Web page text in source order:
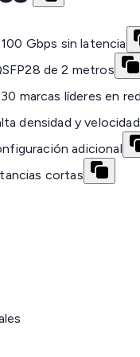
Gbps sin latencia
de 2 metros
marcas líderes en
densidad y velocidad
adicional
cortas